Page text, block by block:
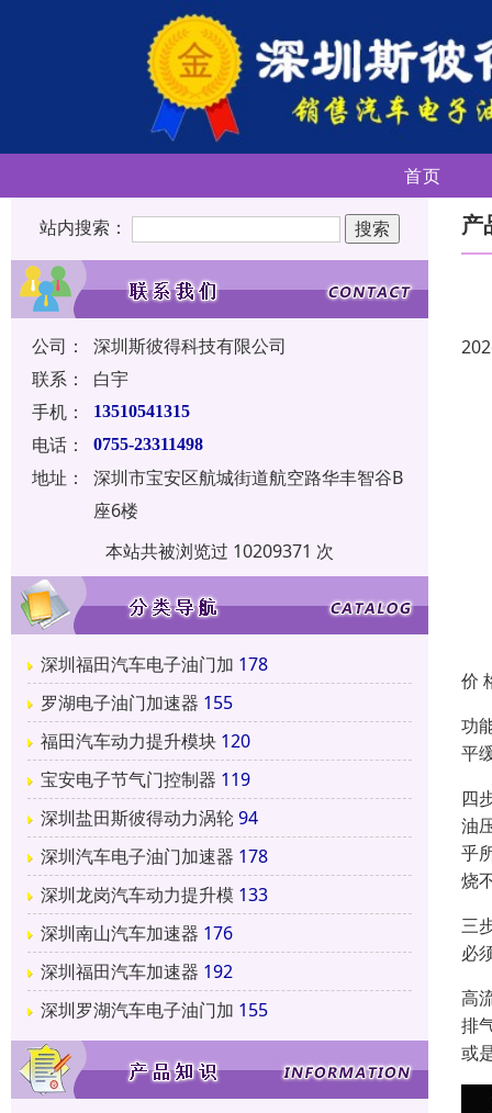
首页
站内搜索：
公司：
深圳斯彼得科技有限公司
联系：
白宇
手机：
13510541315
电话： 0755-23311498
地址：
深圳市宝安区航城街道航空路华丰智谷B
座6楼
本站共被浏览过 10209371 次
深圳福田汽车电子油门加 178
罗湖电子油门加速器 155
福田汽车动力提升模块 120
宝安电子节气门控制器 119
深圳盐田斯彼得动力涡轮94
深圳汽车电子油门加速器 178
深圳龙岗汽车动力提升模 133
深圳南山汽车加速器 176
深圳福田汽车加速器 192
深圳罗湖汽车电子油门加 155
产
价
功
平
四
油
乎
烧
三
必
高
排
或